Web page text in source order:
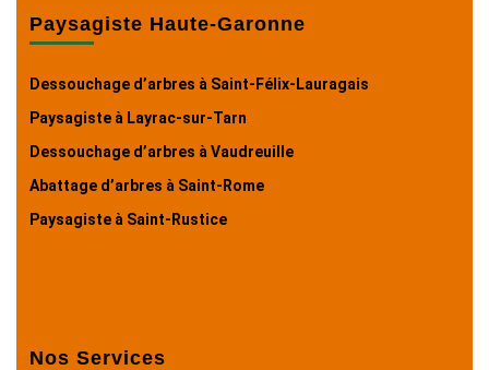
Paysagiste Haute-Garonne
Dessouchage d’arbres à Saint-Félix-Lauragais
Paysagiste à Layrac-sur-Tarn
Dessouchage d’arbres à Vaudreuille
Abattage d’arbres à Saint-Rome
Paysagiste à Saint-Rustice
Nos Services